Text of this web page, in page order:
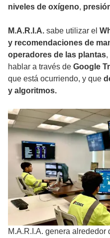
niveles de oxígeno,
M.A.R.I.A. sabe utilizar el
y recomendaciones de
operadores de las plantas,
hablar a través de Google
que está ocurriendo, y que
y algoritmos.
M.A.R.I.A. genera